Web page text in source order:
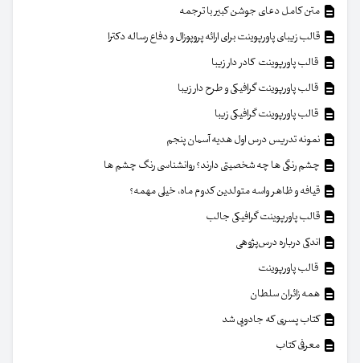
متن کامل دعای جوشن کبیر با ترجمه
قالب زیبای پاورپوینت برای ارائه پروپوزال و دفاع رساله دکترا
قالب پاورپوینت کادر دار زیبا
قالب پاورپوینت گرافیکی و طرح دار زیبا
قالب پاورپوینت گرافیکی زیبا
نمونه تدریس درس اول هدیه آسمان پنجم
چشم رنگی ها چه شخصیتی دارند؟ روانشناسی رنگ چشم ها
قیافه و ظاهر واسه متولدین کدوم ماه، خیلی مهمه؟
قالب پاورپوینت گرافیکی جالب
اندکی درباره درس‌پژوهی
قالب پاورپوینت
همه زائران سلطان
کتاب پسری که جادویی شد
معرفی کتاب